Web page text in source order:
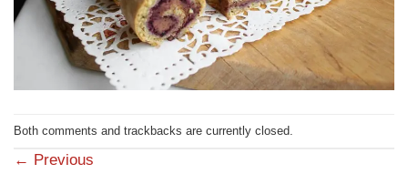
Both comments and trackbacks are currently closed.
← Previous